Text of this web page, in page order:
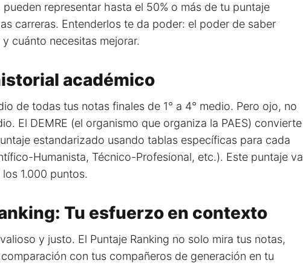
representar hasta el 50% o más de tu puntaje
carreras. Entenderlos te da poder: el poder de saber
cuánto necesitas mejorar.
académico
de todas tus notas finales de 1° a 4° medio. Pero ojo, no
El DEMRE (el organismo que organiza la PAES) convierte
estandarizado usando tablas específicas para cada
Humanista, Técnico-Profesional, etc.). Este puntaje va
1.000 puntos.
Tu esfuerzo en contexto
y justo. El Puntaje Ranking no solo mira tus notas,
con tus compañeros de generación en tu